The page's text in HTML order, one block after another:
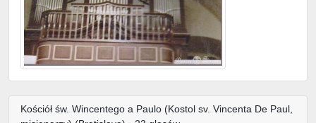
Kościół św. Wincentego a Paulo (Kostol sv. Vincenta De Paul,